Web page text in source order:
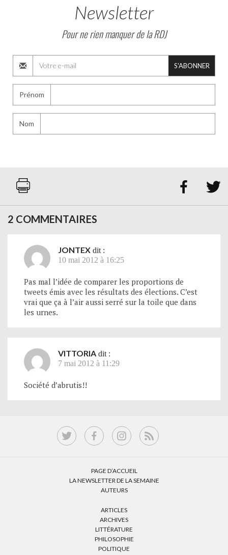
Newsletter
Pour ne rien manquer de la RDJ
S'ABONNER
Prénom
Nom
 
2 COMMENTAIRES
JONTEX dit :
10 mai 2012 à 16:25
Pas mal l’idée de comparer les proportions de
tweets émis avec les résultats des élections. C’est
vrai que ça à l’air aussi serré sur la toile que dans
les urnes.
VITTORIA dit :
7 mai 2012 à 11:29
Société d’abrutis!!
PAGE D’ACCUEIL
LA NEWSLETTER DE LA SEMAINE
AUTEURS
ARTICLES
ARCHIVES
LITTÉRATURE
PHILOSOPHIE
POLITIQUE